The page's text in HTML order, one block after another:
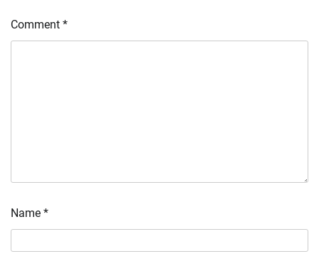
Comment *
Name *